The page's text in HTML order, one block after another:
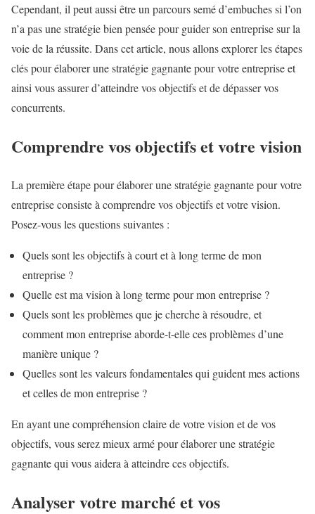
Cependant, il peut aussi être un parcours semé d’embuches si l’on
n’a pas une stratégie bien pensée pour guider son entreprise sur la
voie de la réussite. Dans cet article, nous allons explorer les étapes
clés pour élaborer une stratégie gagnante pour votre entreprise et
ainsi vous assurer d’atteindre vos objectifs et de dépasser vos
concurrents.
Comprendre vos objectifs et votre vision
La première étape pour élaborer une stratégie gagnante pour votre
entreprise consiste à comprendre vos objectifs et votre vision.
Posez-vous les questions suivantes :
Quels sont les objectifs à court et à long terme de mon
entreprise ?
Quelle est ma vision à long terme pour mon entreprise ?
Quels sont les problèmes que je cherche à résoudre, et
comment mon entreprise aborde-t-elle ces problèmes d’une
manière unique ?
Quelles sont les valeurs fondamentales qui guident mes actions
et celles de mon entreprise ?
En ayant une compréhension claire de votre vision et de vos
objectifs, vous serez mieux armé pour élaborer une stratégie
gagnante qui vous aidera à atteindre ces objectifs.
Analyser votre marché et vos